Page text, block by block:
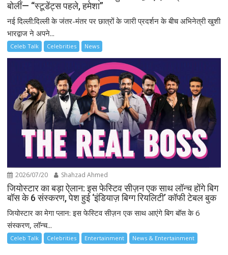
बोलीं— “स्टूडेंट्स पहले, हमेशा”
नई दिल्ली:दिल्ली के जंतर-मंतर पर छात्रों के जारी प्रदर्शन के बीच अभिनेत्री खुशी
भारद्वाज ने अपने...
Celeb Talk Celebrities News
2026/07/20 Shahzad Ahmed
जियोस्टार का बड़ा ऐलान: इस फेस्टिव सीज़न एक साथ लॉन्च होंगे बिग
बॉस के 6 संस्करण, पेश हुई ‘इंडियाज़ बिग्ग रियलिटी’ कॉफी टेबल बुक
जियोस्टार का मेगा प्लान: इस फेस्टिव सीज़न एक साथ आएंगे बिग बॉस के 6
संस्करण, लॉन्च...
Celeb Talk Celebrities Entertainment News & Entertainment